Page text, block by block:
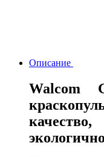
Описание
Walcom